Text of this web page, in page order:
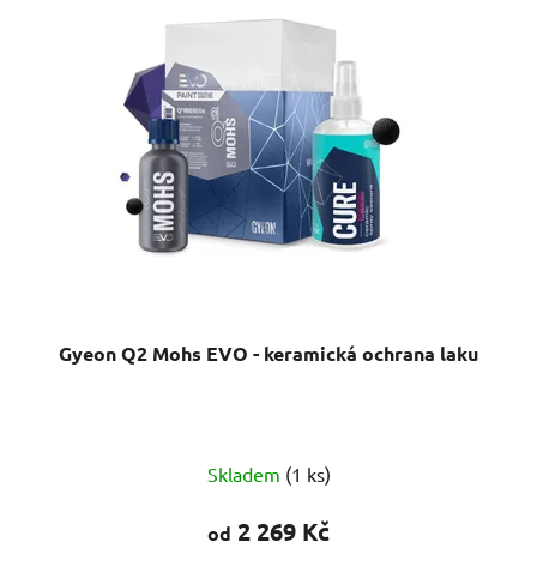
Gyeon Q2 Mohs EVO - keramická ochrana laku
hodnocení
produktu
Skladem (1 ks)
od 2 269 Kč